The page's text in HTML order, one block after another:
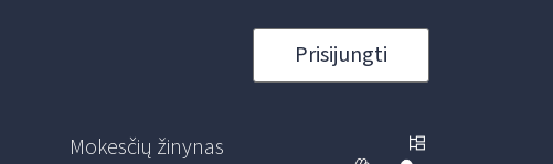
Prisijungti
Mokesčių žinynas